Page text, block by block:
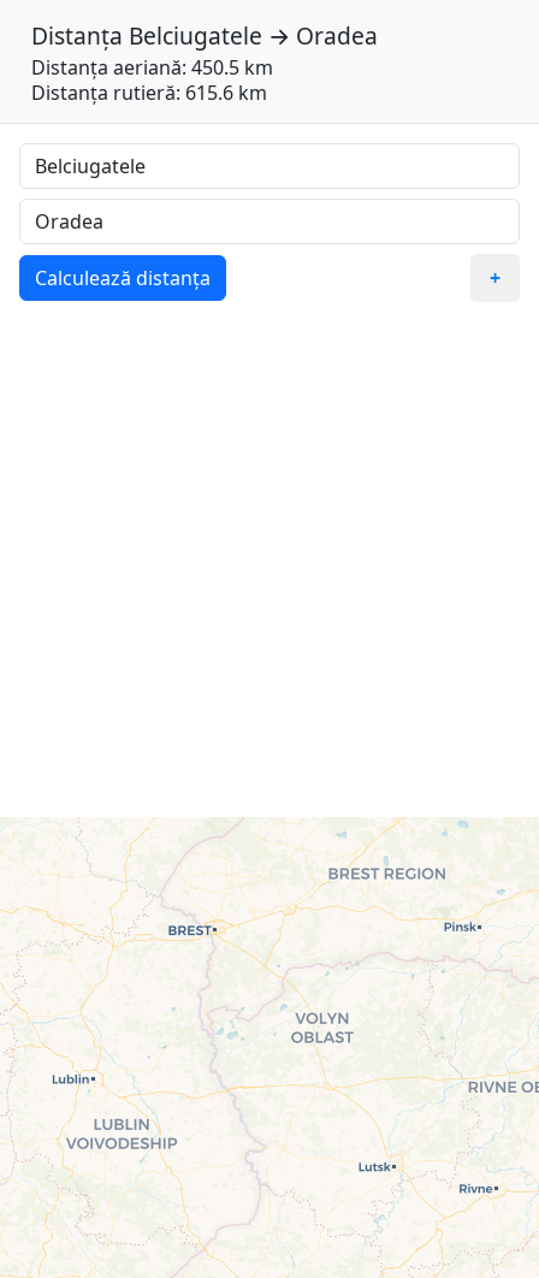
Distanța Belciugatele → Oradea
Distanța aeriană: 450.5 km
Distanța rutieră: 615.6 km
Calculează distanța +